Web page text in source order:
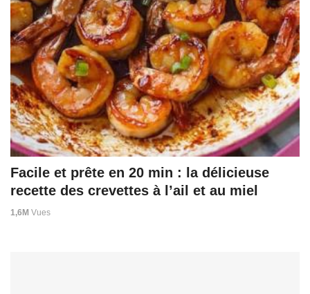
Facile et prête en 20 min : la délicieuse
recette des crevettes à l’ail et au miel
1,6M Vues